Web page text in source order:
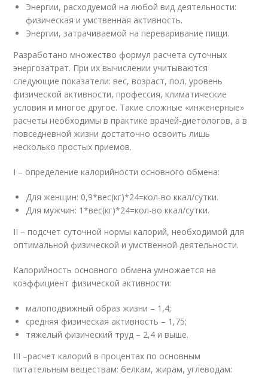
Энергии, расходуемой на любой вид деятельности:
физическая и умственная активность.
Энергии, затрачиваемой на переваривание пищи.
Разработано множество формул расчета суточных
энергозатрат. При их вычислении учитываются
следующие показатели: вес, возраст, пол, уровень
физической активности, профессия, климатические
условия и многое другое. Такие сложные «инженерные»
расчеты необходимы в практике врачей-диетологов, а в
повседневной жизни достаточно освоить лишь
несколько простых приемов.
I – определение калорийности основного обмена:
Для женщин: 0,9*вес(кг)*24=кол-во ккал/сутки.
Для мужчин: 1*вес(кг)*24=кол-во ккал/сутки.
II – подсчет суточной нормы калорий, необходимой для
оптимальной физической и умственной деятельности.
Калорийность основного обмена умножается на
коэффициент физической активности:
малоподвижный образ жизни – 1,4;
средняя физическая активность – 1,75;
тяжелый физический труд – 2,4 и выше.
III –расчет калорий в процентах по основным
питательным веществам: белкам, жирам, углеводам: